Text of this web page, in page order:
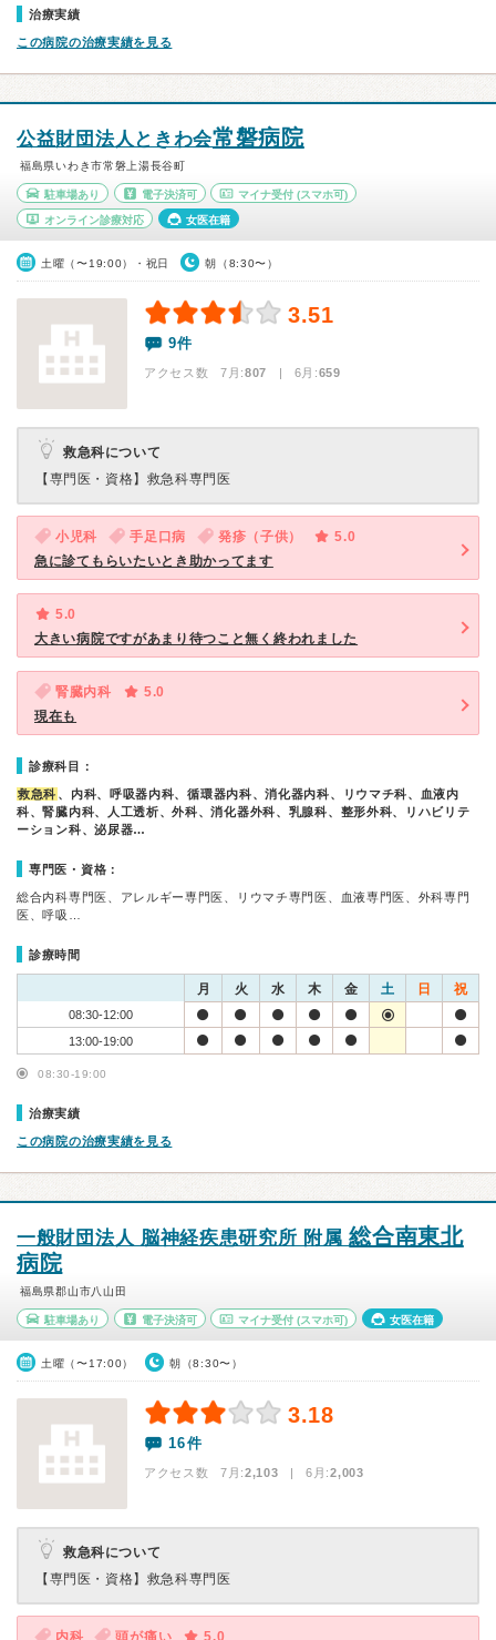
治療実績
この病院の治療実績を見る
公益財団法人ときわ会常磐病院
福島県いわき市常磐上湯長谷町
駐車場あり 電子決済可 マイナ受付 (スマホ可)
オンライン診療対応 女医在籍
土曜（〜19:00）・祝日 朝（8:30〜）
3.51
9件
アクセス数 7月:807 | 6月:659
救急科について
【専門医・資格】 救急科専門医
小児科 手足口病 発疹（子供）
5.0
急に診てもらいたいとき助かってます
5.0
大きい病院ですがあまり待つこと無く終われました
腎臓内科
5.0
現在も
診療科目：
救急科 、内科、呼吸器内科、循環器内科、消化器内科、リウマチ科、血液内
科、腎臓内科、人工透析、外科、消化器外科、乳腺科、整形外科、リハビリテ
ーション科、泌尿器…
専門医・資格：
総合内科専門医、アレルギー専門医、リウマチ専門医、血液専門医、外科専門
医、呼吸…
診療時間
月 火 水 木 金 土 日 祝
08:30-12:00
13:00-19:00
08:30-19:00
治療実績
この病院の治療実績を見る
一般財団法人 脳神経疾患研究所 附属総合南東北
病院
福島県郡山市八山田
駐車場あり 電子決済可 マイナ受付 (スマホ可) 女医在籍
土曜（〜17:00） 朝（8:30〜）
3.18
16件
アクセス数 7月:2,103 | 6月:2,003
救急科について
【専門医・資格】 救急科専門医
内科 頭が痛い 5.0